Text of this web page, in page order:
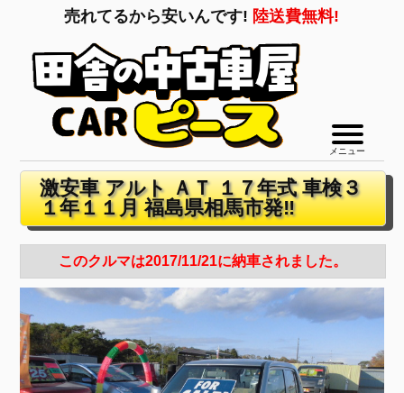
売れてるから安いんです! 陸送費無料!
メニュー
激安車 アルト ＡＴ １７年式 車検３
１年１１月 福島県相馬市発‼
このクルマは2017/11/21に納車されました。